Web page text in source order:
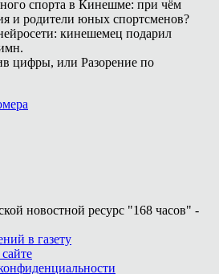
спорта в Кинешме: при чём
и родители юных спортсменов?
кинешемец подарил
цифры, или Разорение по
новостной ресурс "168 часов" -
в газету